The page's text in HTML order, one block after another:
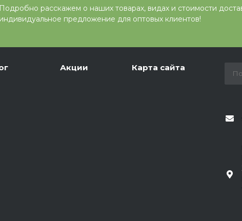
Подробно расскажем о наших товарах, видах и стоимости
индивидуальное предложение для оптовых клиентов!
Акции Карта сайта